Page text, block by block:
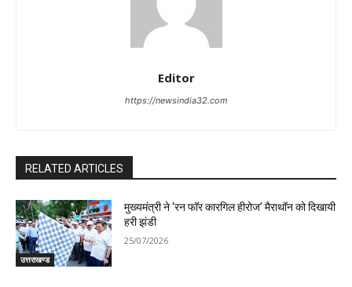
Editor
https://newsindia32.com
RELATED ARTICLES
उत्तराखण्ड
मुख्यमंत्री ने ‘रन फॉर कारगिल हीरोज’ मैराथॉन को दिखायी
हरी झंडी
25/07/2026